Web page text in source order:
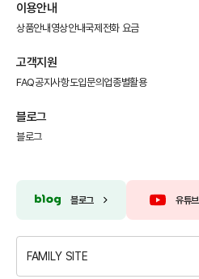
이용안내
상품안내 영상안내국제전화 요금
고객지원
FAQ공지사항도입문의 업종별활용
블로그
블로그
블로그 유튜브
FAMILY SITE